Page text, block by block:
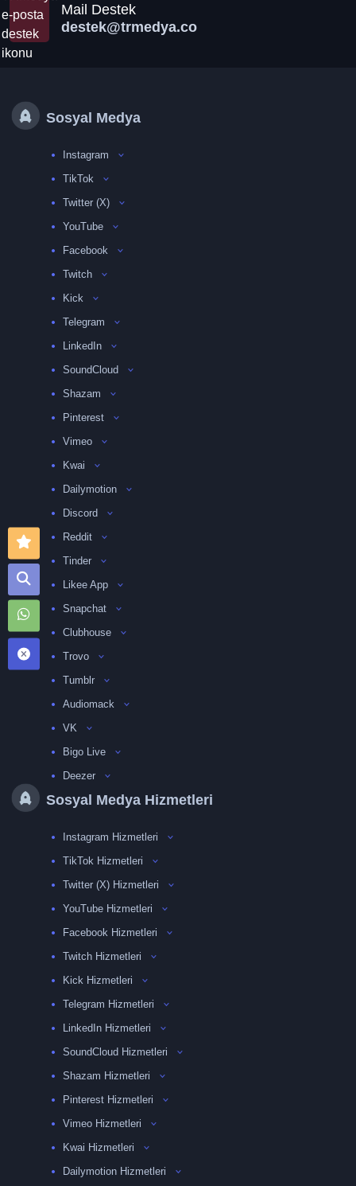
Mail Destek
destek@trmedya.co
Sosyal Medya
Instagram
TikTok
Twitter (X)
YouTube
Facebook
Twitch
Kick
Telegram
LinkedIn
SoundCloud
Shazam
Pinterest
Vimeo
Kwai
Dailymotion
Discord
Reddit
Tinder
Likee App
Snapchat
Clubhouse
Trovo
Tumblr
Audiomack
VK
Bigo Live
Deezer
Sosyal Medya Hizmetleri
Instagram Hizmetleri
TikTok Hizmetleri
Twitter (X) Hizmetleri
YouTube Hizmetleri
Facebook Hizmetleri
Twitch Hizmetleri
Kick Hizmetleri
Telegram Hizmetleri
LinkedIn Hizmetleri
SoundCloud Hizmetleri
Shazam Hizmetleri
Pinterest Hizmetleri
Vimeo Hizmetleri
Kwai Hizmetleri
Dailymotion Hizmetleri